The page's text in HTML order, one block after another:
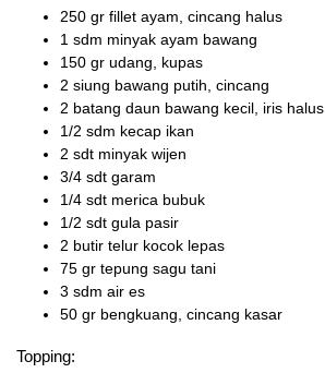
250 gr fillet ayam, cincang halus
1 sdm minyak ayam bawang
150 gr udang, kupas
2 siung bawang putih, cincang
2 batang daun bawang kecil, iris halus
1/2 sdm kecap ikan
2 sdt minyak wijen
3/4 sdt garam
1/4 sdt merica bubuk
1/2 sdt gula pasir
2 butir telur kocok lepas
75 gr tepung sagu tani
3 sdm air es
50 gr bengkuang, cincang kasar
Topping: